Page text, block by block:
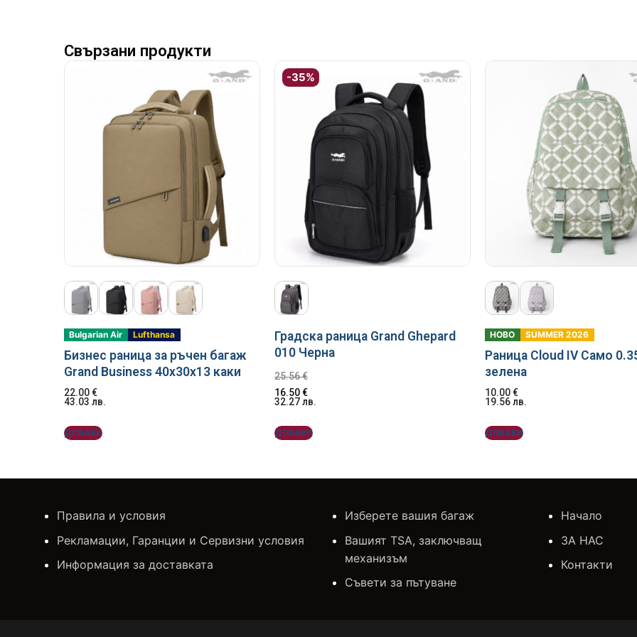
Свързани продукти
Bulgarian Air Lufthansa
Бизнес раница за ръчен багаж
Grand Business 40x30x13 каки
22.00€
43.03 лв.
ДОБАВИ
-35%
Градска раница Grand Ghepard
010 Черна
25.56€
16.50€
32.27лв.
ДОБАВИ
НОВО SUMMER 2026
Раница Cloud IV Само
зелена
10.00€
19.56лв.
ДОБАВИ
Правила и условия
Рекламации, Гаранции и Сервизни условия
Информация за доставката
Изберете вашия багаж
Вашият TSA, заключващ
механизъм
Съвети за пътуване
Начало
ЗА НАС
Контакти